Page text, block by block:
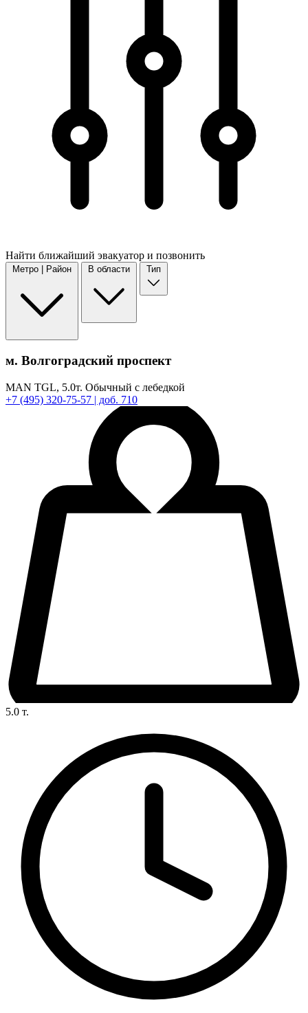
Найти ближайший эвакуатор и позвонить
Метро | Район В области Тип
м. Волгоградский проспект
MAN TGL, 5.0т. Обычный с лебедкой
+7 (495) 320-75-57 | доб. 710
5.0 т.